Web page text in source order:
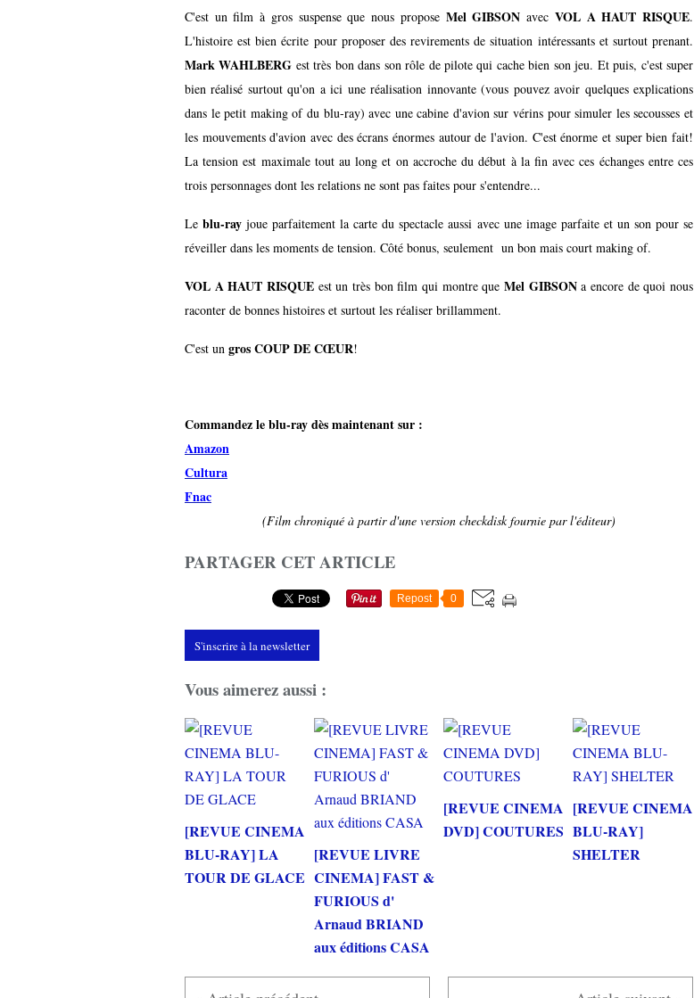
C'est un film à gros suspense que nous propose Mel GIBSON avec VOL A HAUT RISQUE.
L'histoire est bien écrite pour proposer des revirements de situation intéressants et surtout prenant.
Mark WAHLBERG est très bon dans son rôle de pilote qui cache bien son jeu. Et puis, c'est super
bien réalisé surtout qu'on a ici une réalisation innovante (vous pouvez avoir quelques explications
dans le petit making of du blu-ray) avec une cabine d'avion sur vérins pour simuler les secousses et
les mouvements d'avion avec des écrans énormes autour de l'avion. C'est énorme et super bien fait!
La tension est maximale tout au long et on accroche du début à la fin avec ces échanges entre ces
trois personnages dont les relations ne sont pas faites pour s'entendre...
Leblu-ray joue parfaitement la carte du spectacle aussi avec une image parfaite et un son pour se
réveiller dans les moments de tension. Côté bonus, seulement un bon mais court making of.
VOL A HAUT RISQUE est un très bon film qui montre que Mel GIBSONa encore de quoi nous
raconter de bonnes histoires et surtout les réaliser brillamment.
C'est un gros COUP DE CŒUR!
Commandez le blu-ray dès maintenant sur :
Amazon
Cultura
Fnac
(Film chroniqué à partir d'une version checkdisk fournie par l'éditeur)
PARTAGER CET ARTICLE
Repost 0
S'inscrire à la newsletter
Vous aimerez aussi :
[REVUE CINEMA
BLU-RAY] LA
TOUR DE GLACE
[REVUE LIVRE
CINEMA] FAST &
FURIOUS d'
Arnaud BRIAND
aux éditions CASA
[REVUE CINEMA
DVD] COUTURES
[REVUE CINEMA
BLU-RAY]
SHELTER